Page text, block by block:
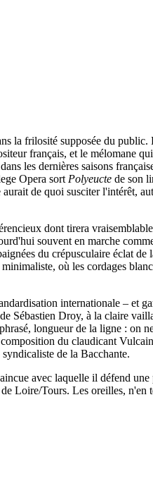
la frilosité supposée du public.
français, et le mélomane
les dernières saisons
Opera sort Polyeucte de son
de quoi susciter l'intérêt,
dont tirera
souvent en marche
du crépusculaire éclat de
où les cordages
internationale – et
Sébastien Droy, à la claire
longueur de la ligne : on
du claudicant
de la Bacchante.
avec laquelle il défend une
Loire/Tours. Les oreilles, n'en